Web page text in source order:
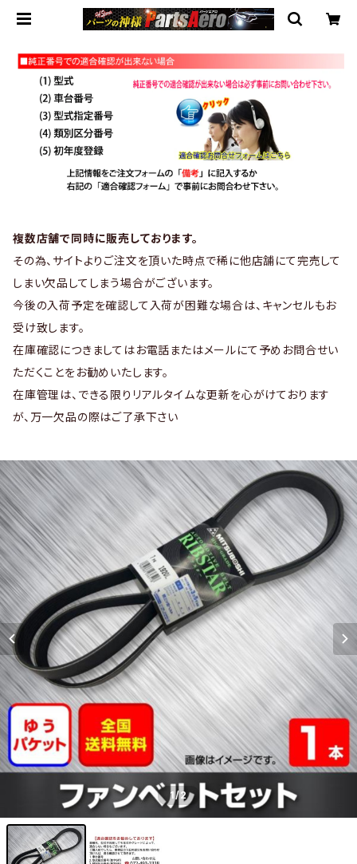
複数店舗で同時に販売しております。
その為、サイトよりご注文を頂いた時点で稀に他店舗にて完売して
しまい欠品してしまう場合がございます。
今後の入荷予定を確認して入荷が困難な場合は、キャンセルもお
受け致します。
在庫確認につきましてはお電話またはメールにて予めお問合せい
ただくことをお勧めいたします。
在庫管理は、できる限りリアルタイムな更新を心がけております
が、万一欠品の際はご了承下さい
1/2